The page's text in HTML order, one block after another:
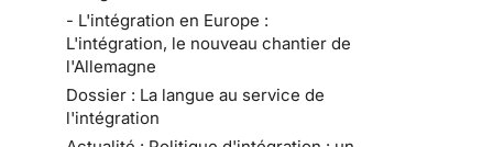
- L'intégration en Europe :
L'intégration, le nouveau chantier de
l'Allemagne
Dossier : La langue au service de
l'intégration